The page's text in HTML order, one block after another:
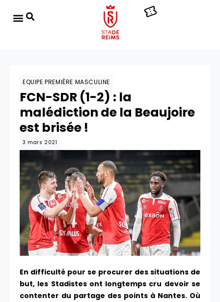
EQUIPE PREMIÈRE MASCULINE
FCN-SDR (1-2) : la
malédiction de la Beaujoire
est brisée !
3 mars 2021
En difficulté pour se procurer des situations de
but, les Stadistes ont longtemps cru devoir se
contenter du partage des points à Nantes. Où